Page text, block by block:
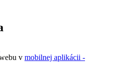
v mobilnej aplikácii -